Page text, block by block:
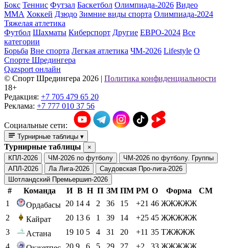
Бокс Теннис Футзал Баскетбол Олимпиада-2026 Видео
ММА Хоккей Дзюдо Зимние виды спорта Олимпиада-2024
Тяжелая атлетика
Футбол Шахматы Киберспорт Другие ЕВРО-2024 Все
категории
Борьба Вне спорта Легкая атлетика ЧМ-2026 Lifestyle О
Спорте Шредингера
Qazsport онлайн
© Cпорт Шредингера 2026 | Политика конфиденциальности
18+
Редакция: +7 705 479 65 20
Реклама: +7 777 010 37 56
Социальные сети:
Турнирные таблицы ▾
Турнирные таблицы
×
КПЛ-2026
ЧМ-2026 по футболу
ЧМ-2026 по футболу. Группы
АПЛ-2026
Ла Лига-2026
Саудовская Про-лига-2026
Шотландский Премьершип-2026
# Команда И В Н П ЗМ ПМ РМ О Форма
СМ
1
Ордабасы 20 14 4 2 36 15 +21 46 ЖЖЖЖЖ
2
Кайрат 20 13 6 1 39 14 +25 45 ЖЖЖЖЖ
3
Астана 19 10 5 4 31 20 +11 35 ТЖЖЖЖ